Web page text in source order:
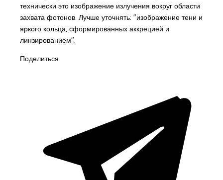
технически это изображение излучения вокруг области
захвата фотонов. Лучше уточнять: "изображение тени и
яркого кольца, сформированных аккрецией и
линзированием".
Поделиться